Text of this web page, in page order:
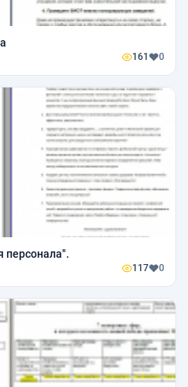
161 0
персонала".
117 0